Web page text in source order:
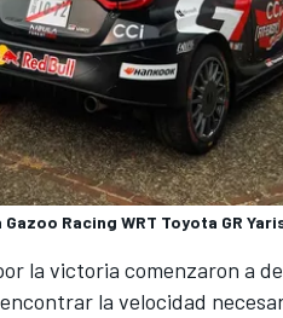
Racing WRT Toyota GR
la victoria comenzaron a
la velocidad